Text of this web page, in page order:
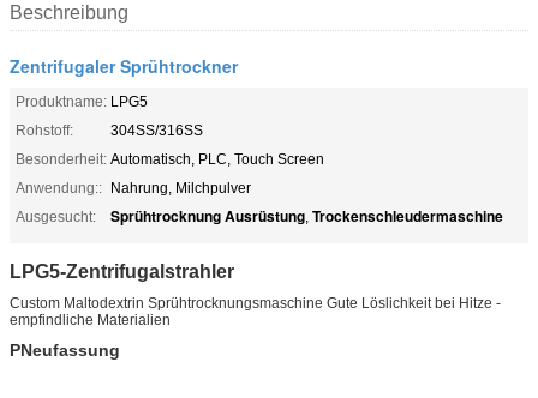
Beschreibung
Zentrifugaler Sprühtrockner
Produktname: LPG5
Rohstoff:
304SS/316SS
Besonderheit: Automatisch, PLC, Touch Screen
Anwendung:: Nahrung, Milchpulver
Ausgesucht:
Sprühtrocknung Ausrüstung, Trockenschleudermaschine
LPG5-Zentrifugalstrahler
Custom Maltodextrin Sprühtrocknungsmaschine Gute Löslichkeit bei Hitze -
empfindliche Materialien
PNeufassung